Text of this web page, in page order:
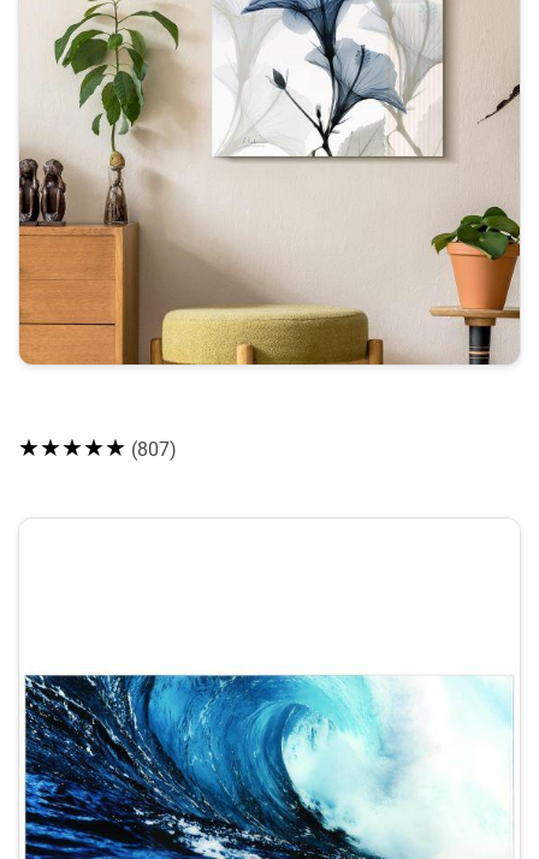
★★★★★ (807)